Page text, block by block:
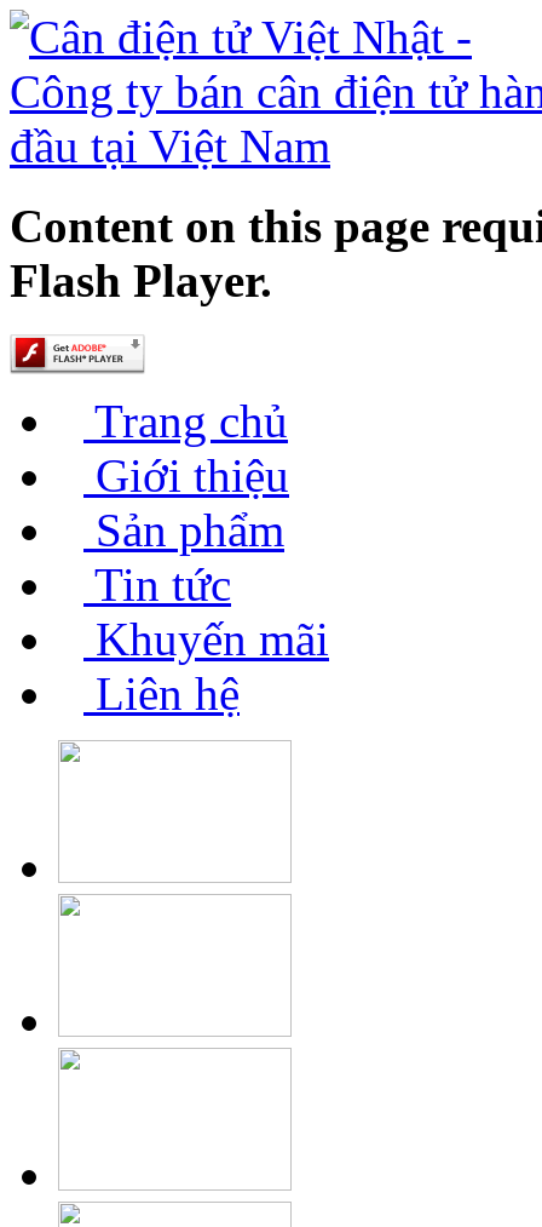
Content on this page
Flash Player.
Trang chủ
Giới thiệu
Sản phẩm
Tin tức
Khuyến mãi
Liên hệ